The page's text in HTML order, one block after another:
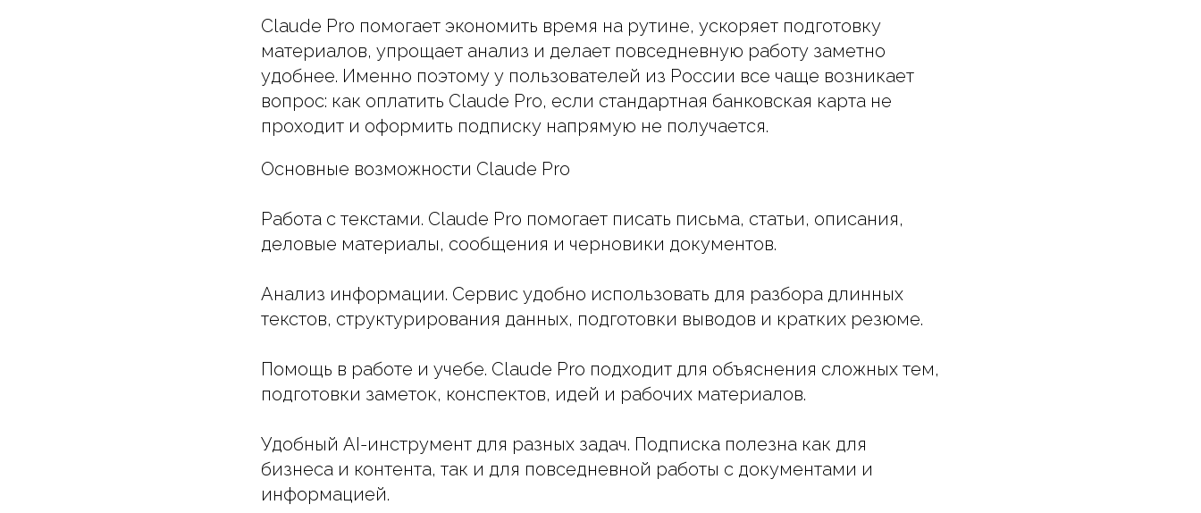
Claude Pro помогает экономить время на рутине, ускоряет подготовку
материалов, упрощает анализ и делает повседневную работу заметно
удобнее. Именно поэтому у пользователей из России все чаще возникает
вопрос: как оплатить Claude Pro, если стандартная банковская карта не
проходит и оформить подписку напрямую не получается.
Основные возможности Claude Pro
Работа с текстами. Claude Pro помогает писать письма, статьи, описания,
деловые материалы, сообщения и черновики документов.
Анализ информации. Сервис удобно использовать для разбора длинных
текстов, структурирования данных, подготовки выводов и кратких резюме.
Помощь в работе и учебе. Claude Pro подходит для объяснения сложных тем,
подготовки заметок, конспектов, идей и рабочих материалов.
Удобный AI-инструмент для разных задач. Подписка полезна как для
бизнеса и контента, так и для повседневной работы с документами и
информацией.